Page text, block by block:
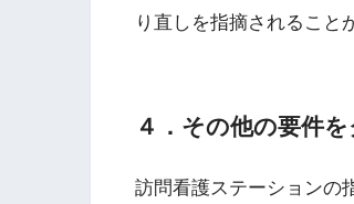
り直しを指摘されること
４．その他の要件
訪問看護ステーションの